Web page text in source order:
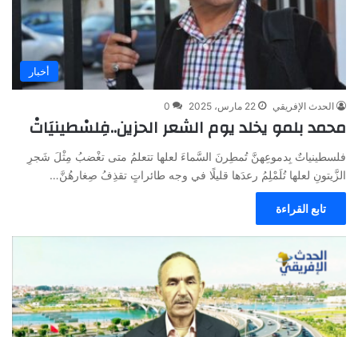
أخبار
الحدث الإفريقي 22 مارس، 2025 0
محمد بلمو يخلد يوم الشعر الحزين..فِلسْطينيَاتْ
فلسطينياتٌ بِدموعِهنَّ تُمطِرنَ السَّماءَ لعلها تتعلمُ متى تغْضبُ مِثْلَ شَجرِ
الزَّيتونِ لعلها تُلَمْلِمُ رعدَها قليلًا في وجه طائراتٍ تقذِفُ صِغارهُنَّ…
تابع القراءة